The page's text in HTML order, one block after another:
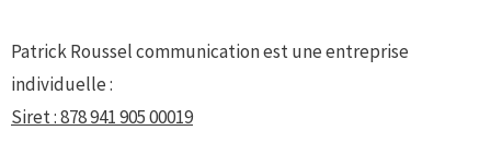
Patrick Roussel communication est une entreprise
individuelle :
Siret : 878 941 905 00019